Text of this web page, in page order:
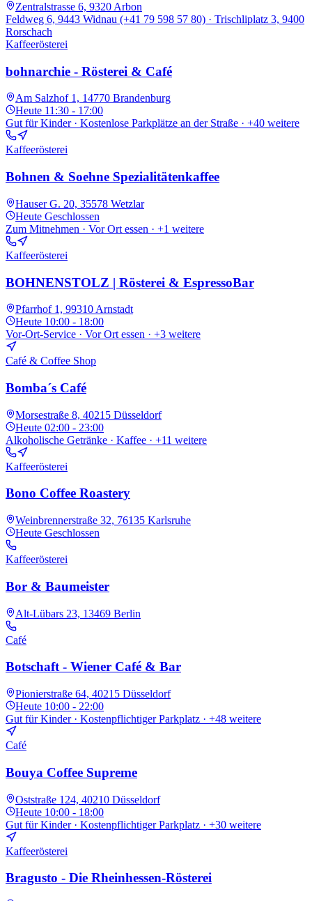
Zentralstrasse 6, 9320 Arbon
Feldweg 6, 9443 Widnau (+41 79 598 57 80) · Trischliplatz 3, 9400
Rorschach
Kaffeerösterei
bohnarchie - Rösterei & Café
Am Salzhof 1, 14770 Brandenburg
Heute 11:30 - 17:00
Gut für Kinder · Kostenlose Parkplätze an der Straße · +40 weitere
Kaffeerösterei
Bohnen & Soehne Spezialitätenkaffee
Hauser G. 20, 35578 Wetzlar
Heute Geschlossen
Zum Mitnehmen · Vor Ort essen · +1 weitere
Kaffeerösterei
BOHNENSTOLZ | Rösterei & EspressoBar
Pfarrhof 1, 99310 Arnstadt
Heute 10:00 - 18:00
Vor-Ort-Service · Vor Ort essen · +3 weitere
Café & Coffee Shop
Bomba´s Café
Morsestraße 8, 40215 Düsseldorf
Heute 02:00 - 23:00
Alkoholische Getränke · Kaffee · +11 weitere
Kaffeerösterei
Bono Coffee Roastery
Weinbrennerstraße 32, 76135 Karlsruhe
Heute Geschlossen
Kaffeerösterei
Bor & Baumeister
Alt-Lübars 23, 13469 Berlin
Café
Botschaft - Wiener Café & Bar
Pionierstraße 64, 40215 Düsseldorf
Heute 10:00 - 22:00
Gut für Kinder · Kostenpflichtiger Parkplatz · +48 weitere
Café
Bouya Coffee Supreme
Oststraße 124, 40210 Düsseldorf
Heute 10:00 - 18:00
Gut für Kinder · Kostenpflichtiger Parkplatz · +30 weitere
Kaffeerösterei
Bragusto - Die Rheinhessen-Rösterei